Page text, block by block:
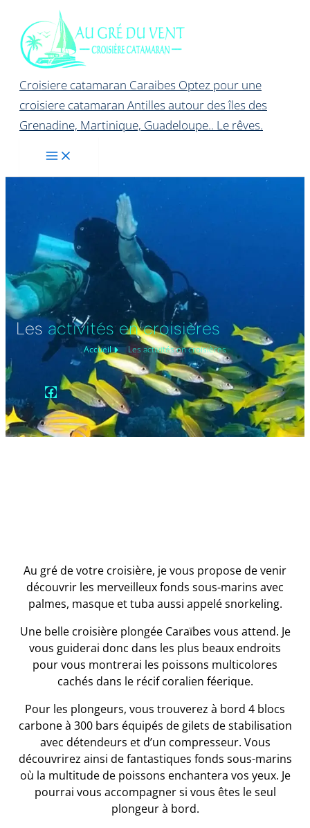
contenu
Croisiere catamaran Caraibes Optez pour une
croisiere catamaran Antilles autour des îles des
Grenadine, Martinique, Guadeloupe.. Le rêves.
Les activités en croisières
Accueil Les activités en croisières
Facebook
Au gré de votre croisière, je vous propose de venir
découvrir les merveilleux fonds sous-marins avec
palmes, masque et tuba aussi appelé snorkeling.
Une belle croisière plongée Caraïbes vous attend. Je
vous guiderai donc dans les plus beaux endroits
pour vous montrerai les poissons multicolores
cachés dans le récif coralien féerique.
Pour les plongeurs, vous trouverez à bord 4 blocs
carbone à 300 bars équipés de gilets de stabilisation
avec détendeurs et d’un compresseur. Vous
découvrirez ainsi de fantastiques fonds sous-marins
où la multitude de poissons enchantera vos yeux. Je
pourrai vous accompagner si vous êtes le seul
plongeur à bord.